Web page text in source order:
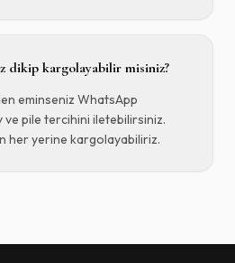
dikip kargolayabilir misiniz?
eminseniz WhatsApp
ve pile tercihini iletebilirsiniz.
her yerine kargolayabiliriz.